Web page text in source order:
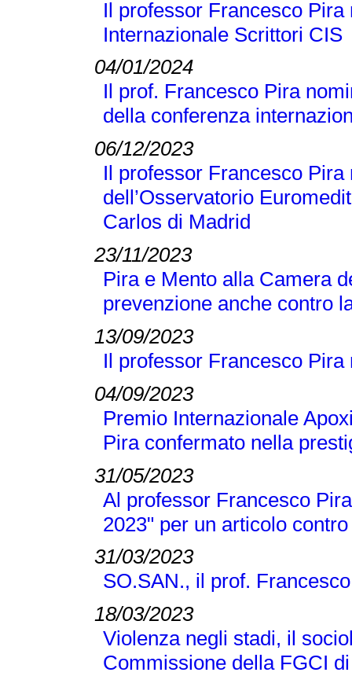
Il professor Francesco
Internazionale Scrittori CIS
04/01/2024
Il prof. Francesco Pira
della conferenza
06/12/2023
Il professor Francesco
dell’Osservatorio
Carlos di Madrid
23/11/2023
Pira e Mento alla Camera
prevenzione anche contro
13/09/2023
Il professor Francesco
04/09/2023
Premio Internazionale
Pira confermato nella
31/05/2023
Al professor Francesco
2023" per un articolo
31/03/2023
SO.SAN., il prof.
18/03/2023
Violenza negli stadi, il
Commissione della FGCI